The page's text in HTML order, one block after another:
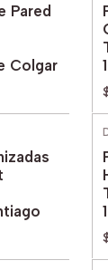
Pared
Colgar